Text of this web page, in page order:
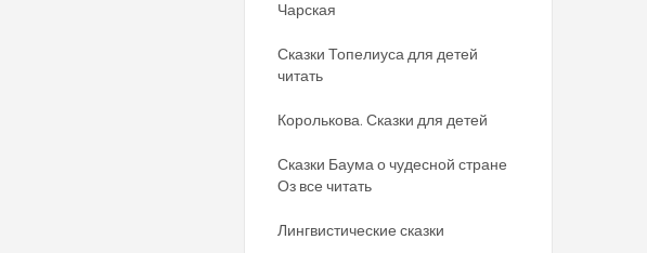
Чарская
Сказки Топелиуса для детей
читать
Королькова. Сказки для детей
Сказки Баума о чудесной стране
Оз все читать
Лингвистические сказки